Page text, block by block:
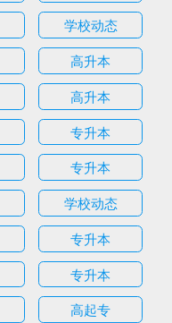
学校动态
高升本
高升本
专升本
专升本
学校动态
专升本
专升本
高起专